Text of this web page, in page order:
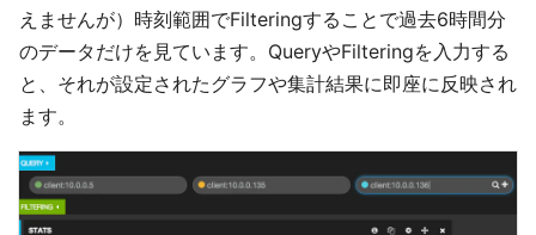
えませんが）時刻範囲でFilteringすることで過去6時間分
のデータだけを見ています。QueryやFilteringを入力する
と、それが設定されたグラフや集計結果に即座に反映され
ます。